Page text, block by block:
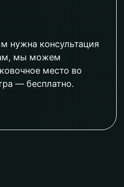
нужна консультация
мы можем
место во
— бесплатно.